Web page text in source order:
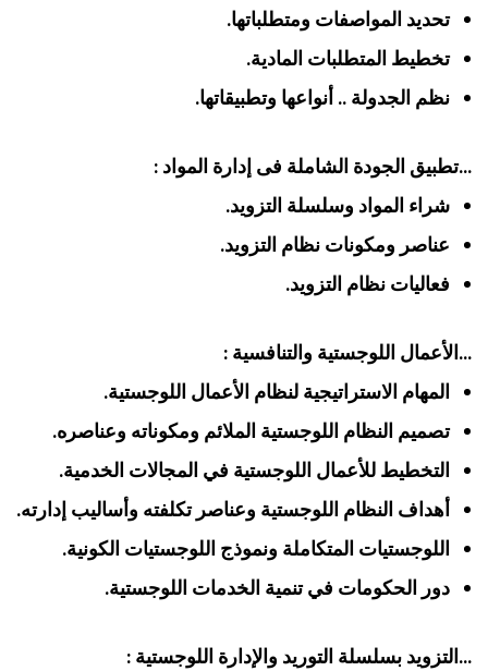
تحديد المواصفات ومتطلباتها.
تخطيط المتطلبات المادية.
نظم الجدولة .. أنواعها وتطبيقاتها.
…تطبيق الجودة الشاملة فى إدارة المواد :
شراء المواد وسلسلة التزويد.
عناصر ومكونات نظام التزويد.
فعاليات نظام التزويد.
…الأعمال اللوجستية والتنافسية :
المهام الاستراتيجية لنظام الأعمال اللوجستية.
تصميم النظام اللوجستية الملائم ومكوناته وعناصره.
التخطيط للأعمال اللوجستية في المجالات الخدمية.
أهداف النظام اللوجستية وعناصر تكلفته وأساليب إدارته.
اللوجستيات المتكاملة ونموذج اللوجستيات الكونية.
دور الحكومات في تنمية الخدمات اللوجستية.
…التزويد بسلسلة التوريد والإدارة اللوجستية :